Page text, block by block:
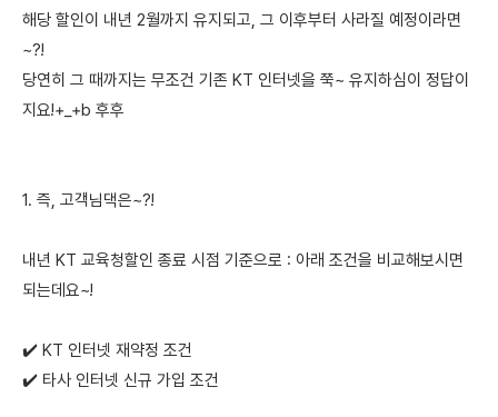
해당 할인이 내년 2월까지 유지되고, 그 이후부터 사라질 예정이라면
~?!
당연히 그 때까지는 무조건 기존 KT 인터넷을 쭉~ 유지하심이 정답이
지요!+_+b 후후
1. 즉, 고객님댁은~?!
내년 KT 교육청할인 종료 시점 기준으로 : 아래 조건을 비교해보시면
되는데요~!
✔️ KT 인터넷 재약정 조건
✔️ 타사 인터넷 신규 가입 조건